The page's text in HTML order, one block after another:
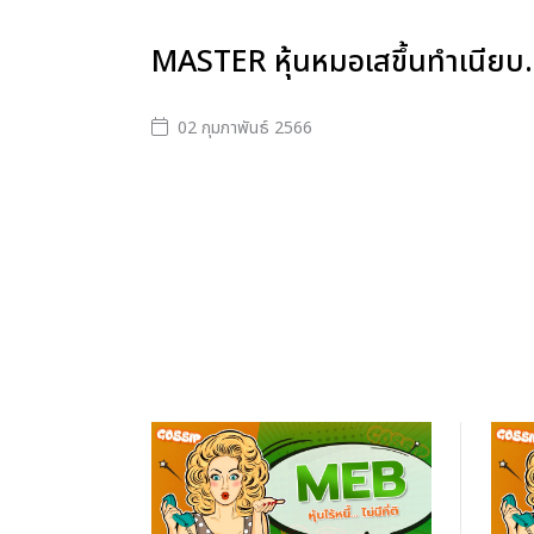
MASTER หุ้นหมอเสขึ้นทำเนียบ
02 กุมภาพันธ์ 2566